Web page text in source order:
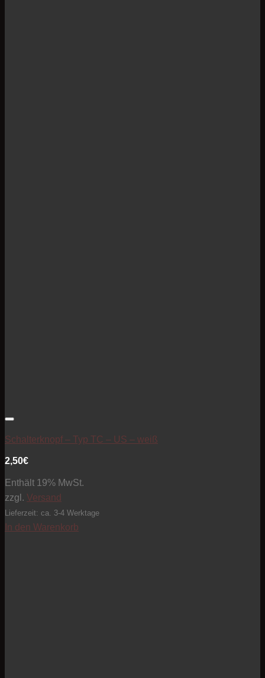
Schalterknopf – Typ TC – US – weiß
2,50€
Enthält 19% MwSt.
zzgl. Versand
Lieferzeit: ca. 3-4 Werktage
In den Warenkorb